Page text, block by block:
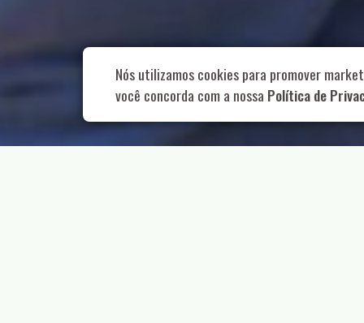
Nós utilizamos cookies para promover
você concorda com a nossa Política de